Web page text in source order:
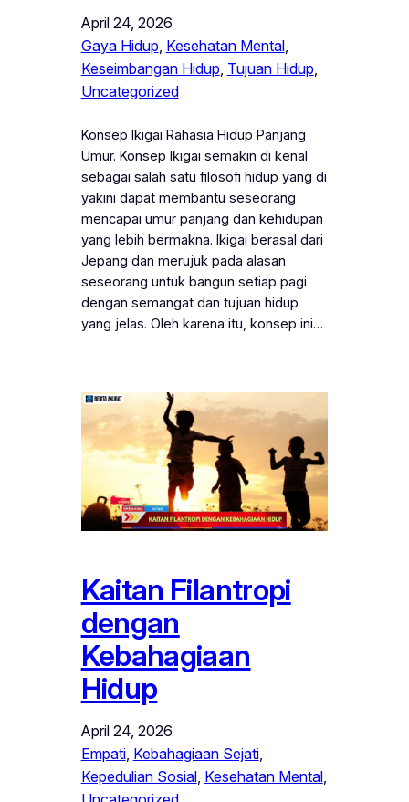
April 24, 2026
Gaya Hidup, Kesehatan Mental
Keseimbangan Hidup, Tujuan Hidup
Uncategorized
Konsep Ikigai Rahasia Hidup Panjang
Umur. Konsep Ikigai semakin di kenal
sebagai salah satu filosofi hidup yang di
yakini dapat membantu seseorang
mencapai umur panjang dan kehidupan
yang lebih bermakna. Ikigai berasal dari
Jepang dan merujuk pada alasan
seseorang untuk bangun setiap pagi
dengan semangat dan tujuan hidup
yang jelas. Oleh karena itu, konsep ini…
Kaitan Filantropi
dengan
Kebahagiaan
Hidup
April 24, 2026
Empati, Kebahagiaan Sejati
Kepedulian Sosial, Kesehatan Mental